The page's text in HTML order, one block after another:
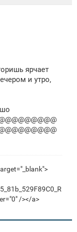
ярчает
и утро,
/></a>